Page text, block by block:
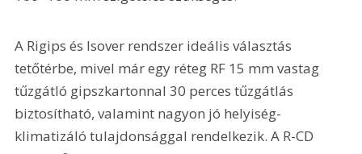
A Rigips és Isover rendszer ideális választás
tetőtérbe, mivel már egy réteg RF 15 mm vastag
tűzgátló gipszkartonnal 30 perces tűzgátlás
biztosítható, valamint nagyon jó helyiség-
klimatizáló tulajdonsággal rendelkezik. A R-CD